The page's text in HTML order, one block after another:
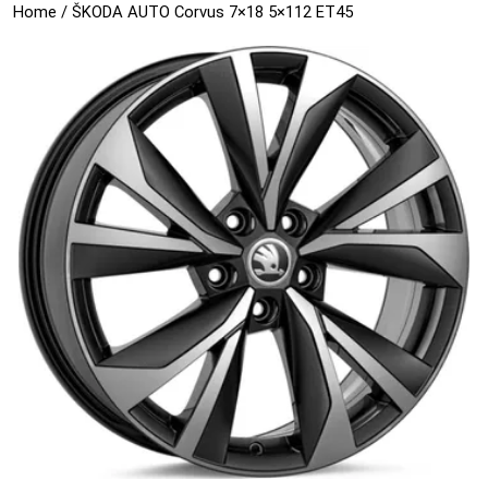
Home / ŠKODA AUTO Corvus 7×18 5×112 ET45